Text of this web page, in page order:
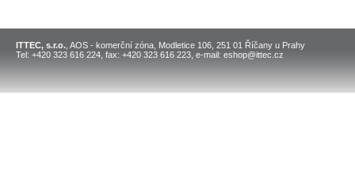
ITTEC, s.r.o. , AOS - komerční zóna, Modletice 106, 251 01 Říčany u Prahy
Tel: +420 323 616 224, fax: +420 323 616 223, e-mail: eshop@ittec.cz